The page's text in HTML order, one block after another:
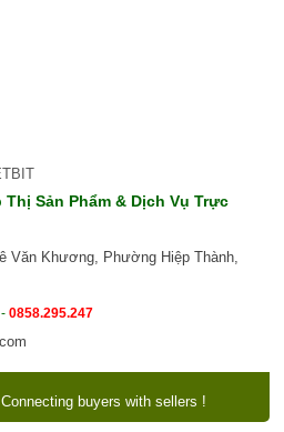
Thị Sản Phẩm & Dịch Vụ Trực
Văn Khương, Phường Hiệp Thành,
- 0858.295.247
buyers with sellers !